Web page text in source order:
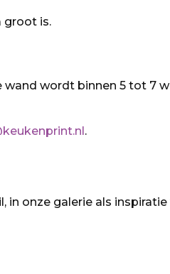
groot is.
wordt binnen 5 tot 7
.
onze galerie als